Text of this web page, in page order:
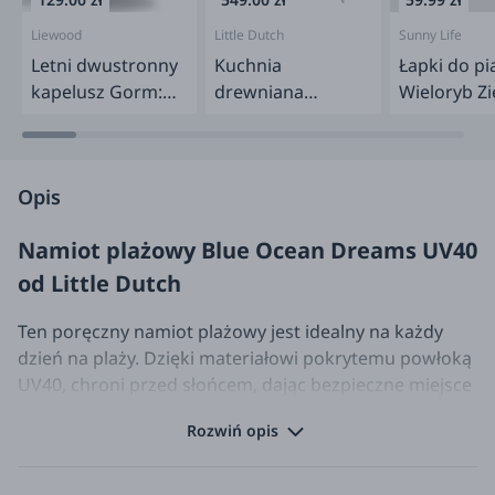
Liewood
Letni dwustronny
kapelusz Gorm:
pale tuscany
Little Dutch
Kuchnia
drewniana
Sunny Life
Łapki do
Wieloryb
Opis
Namiot plażowy Blue Ocean Dreams UV40
od Little Dutch
Ten poręczny namiot plażowy jest idealny na każdy
dzień na plaży. Dzięki materiałowi pokrytemu powłoką
UV40, chroni przed słońcem, dając bezpieczne miejsce
błękitny, jest ozdobiony motywami koralowców z serii
Rozwiń opis